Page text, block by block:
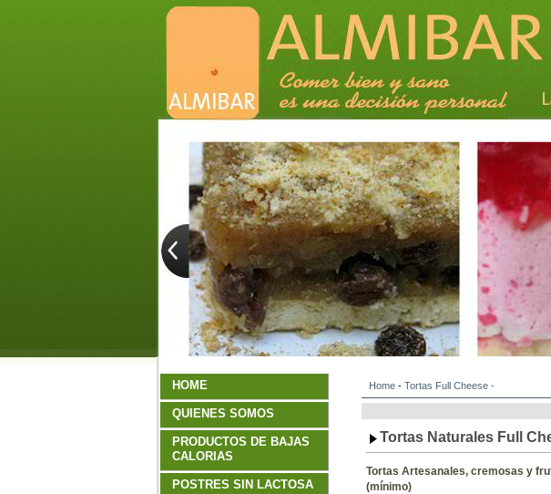
Home - Tortas Full Cheese -
Tortas Naturales Full
Tortas Artesanales, cremosas y
(mínimo)
HOME
QUIENES SOMOS
PRODUCTOS DE BAJAS
CALORIAS
POSTRES SIN LACTOSA